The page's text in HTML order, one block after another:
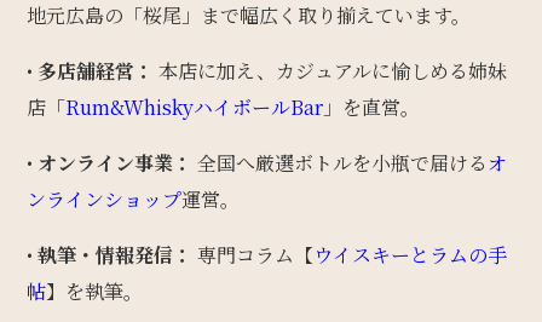
地元広島の「桜尾」まで幅広く取り揃えています。
• 多店舗経営： 本店に加え、カジュアルに愉しめる姉妹
店「Rum&WhiskyハイボールBar 」を直営。
• オンライン事業： 全国へ厳選ボトルを小瓶で届けるオ
ンラインショップ運営。
•執筆・情報発信： 専門コラム【ウイスキーとラムの手
帖】を執筆。